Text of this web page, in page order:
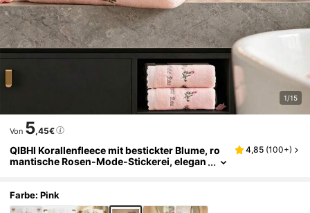
1/15
Von 5,45€
QIBHI Korallenfleece mit bestickter Blume, ro
mantische Rosen-Mode-Stickerei, elegan
Essentials, Badezimmer-Handtuch im Paarsti
l, elegante Heimdekoration, geeignet für Bade
4,85 (100+)
Farbe: Pink